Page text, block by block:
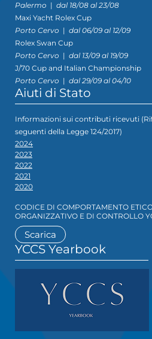
Palermo | dal 18/08 al 23/08
Maxi Yacht Rolex Cup
Porto Cervo | dal 06/09 al 12/09
Rolex Swan Cup
Porto Cervo | dal 13/09 al 19/09
J/70 Cup and Italian Championship
Porto Cervo | dal 29/09 al 04/10
Aiuti di Stato
Informazioni sui contributi ricevuti
seguenti della Legge 124/2017)
2024
2023
2022
2021
2020
CODICE DI COMPORTAMENTO
ORGANIZZATIVO E DI CONTROLLO
Scarica
YCCS Yearbook